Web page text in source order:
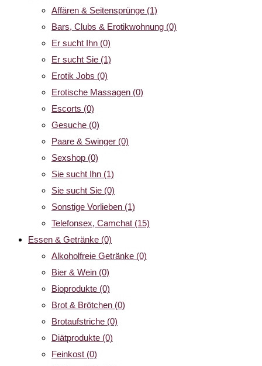
Affären & Seitensprünge (1)
Bars, Clubs & Erotikwohnung (0)
Er sucht Ihn (0)
Er sucht Sie (1)
Erotik Jobs (0)
Erotische Massagen (0)
Escorts (0)
Gesuche (0)
Paare & Swinger (0)
Sexshop (0)
Sie sucht Ihn (1)
Sie sucht Sie (0)
Sonstige Vorlieben (1)
Telefonsex, Camchat (15)
Essen & Getränke (0)
Alkoholfreie Getränke (0)
Bier & Wein (0)
Bioprodukte (0)
Brot & Brötchen (0)
Brotaufstriche (0)
Diätprodukte (0)
Feinkost (0)